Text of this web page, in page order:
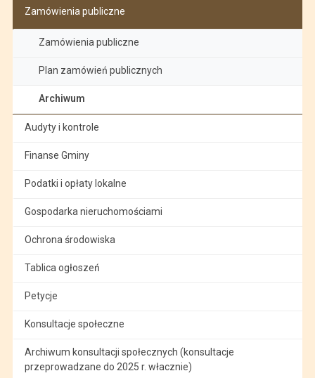
Zamówienia publiczne
Zamówienia publiczne
Plan zamówień publicznych
Archiwum
Audyty i kontrole
Finanse Gminy
Podatki i opłaty lokalne
Gospodarka nieruchomościami
Ochrona środowiska
Tablica ogłoszeń
Petycje
Konsultacje społeczne
Archiwum konsultacji społecznych (konsultacje
przeprowadzane do 2025 r. włacznie)